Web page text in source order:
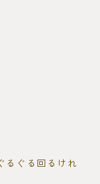
るぐる回るけれ